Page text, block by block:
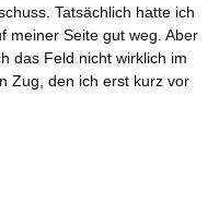
Tatsächlich hatte ich
meiner Seite gut weg. Aber
das Feld nicht wirklich im
Zug, den ich erst kurz vor